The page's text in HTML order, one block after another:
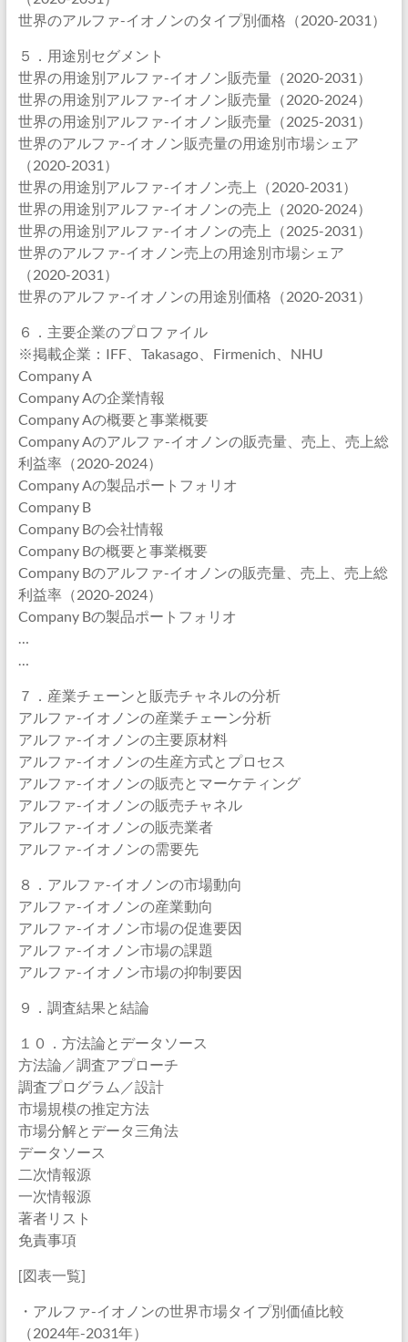
世界のアルファ-イオノンのタイプ別価格（2020-2031）
５．用途別セグメント
世界の用途別アルファ-イオノン販売量（2020-2031）
世界の用途別アルファ-イオノン販売量（2020-2024）
世界の用途別アルファ-イオノン販売量（2025-2031）
世界のアルファ-イオノン販売量の用途別市場シェア
（2020-2031）
世界の用途別アルファ-イオノン売上（2020-2031）
世界の用途別アルファ-イオノンの売上（2020-2024）
世界の用途別アルファ-イオノンの売上（2025-2031）
世界のアルファ-イオノン売上の用途別市場シェア
（2020-2031）
世界のアルファ-イオノンの用途別価格（2020-2031）
６．主要企業のプロファイル
※掲載企業：IFF、Takasago、Firmenich、NHU
Company A
Company Aの企業情報
Company Aの概要と事業概要
Company Aのアルファ-イオノンの販売量、売上、売上総
利益率（2020-2024）
Company Aの製品ポートフォリオ
Company B
Company Bの会社情報
Company Bの概要と事業概要
Company Bのアルファ-イオノンの販売量、売上、売上総
利益率（2020-2024）
Company Bの製品ポートフォリオ
…
…
７．産業チェーンと販売チャネルの分析
アルファ-イオノンの産業チェーン分析
アルファ-イオノンの主要原材料
アルファ-イオノンの生産方式とプロセス
アルファ-イオノンの販売とマーケティング
アルファ-イオノンの販売チャネル
アルファ-イオノンの販売業者
アルファ-イオノンの需要先
８．アルファ-イオノンの市場動向
アルファ-イオノンの産業動向
アルファ-イオノン市場の促進要因
アルファ-イオノン市場の課題
アルファ-イオノン市場の抑制要因
９．調査結果と結論
１０．方法論とデータソース
方法論／調査アプローチ
調査プログラム／設計
市場規模の推定方法
市場分解とデータ三角法
データソース
二次情報源
一次情報源
著者リスト
免責事項
[図表一覧]
・アルファ-イオノンの世界市場タイプ別価値比較
（2024年-2031年）